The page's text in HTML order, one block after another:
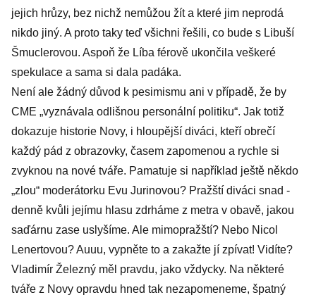
jejich hrůzy, bez nichž nemůžou žít a které jim neprodá
nikdo jiný. A proto taky teď všichni řešili, co bude s Libuší
Šmuclerovou. Aspoň že Líba férově ukončila veškeré
spekulace a sama si dala padáka.
Není ale žádný důvod k pesimismu ani v případě, že by
CME „vyznávala odlišnou personální politiku“. Jak totiž
dokazuje historie Novy, i hloupější diváci, kteří obrečí
každý pád z obrazovky, časem zapomenou a rychle si
zvyknou na nové tváře. Pamatuje si například ještě někdo
„zlou“ moderátorku Evu Jurinovou? Pražští diváci snad -
denně kvůli jejímu hlasu zdrháme z metra v obavě, jakou
saďárnu zase uslyšíme. Ale mimopražští? Nebo Nicol
Lenertovou? Auuu, vypněte to a zakažte jí zpívat! Vidíte?
Vladimír Železný měl pravdu, jako vždycky. Na některé
tváře z Novy opravdu hned tak nezapomeneme, špatný